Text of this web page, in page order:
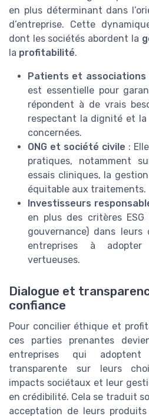
en plus déterminant dans
d’entreprise. Cette
dont les sociétés abordent la
la profitabilité.
Patients et
est essentielle pour
répondent à de vrais
respectant la dignité et la
concernées.
ONG et société civile :
pratiques, notamment
essais cliniques, la
équitable aux traitements.
Investisseurs
en plus des critères ESG
gouvernance) dans leurs
entreprises à
vertueuses.
Dialogue et
confiance
Pour concilier éthique et
ces parties prenantes
entreprises qui adoptent
transparente sur leurs
impacts sociétaux et leur
en crédibilité. Cela se traduit
acceptation de leurs